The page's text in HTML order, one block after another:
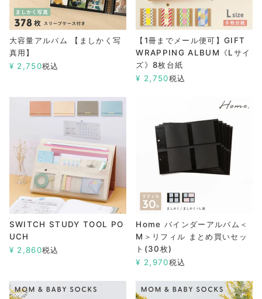
大容量アルバム 【ましかく写
真用】
¥ 2,750税込
【1冊までメール便可】GIFT
WRAPPING ALBUM《Lサイ
ズ》8枚台紙
¥ 2,750税込
SWITCH STUDY TOOL PO
UCH
¥ 2,860税込
Home バインダーアルバム＜
M＞リフィル まとめ買いセッ
ト(30枚)
¥ 2,970税込